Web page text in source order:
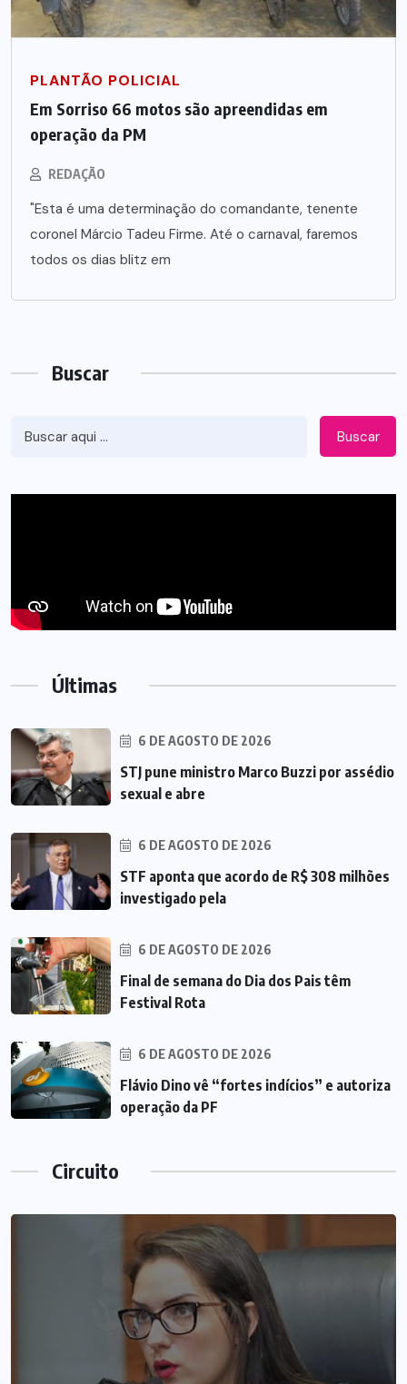
PLANTÃO POLICIAL
Em Sorriso 66 motos são apreendidas em
operação da PM
REDAÇÃO
"Esta é uma determinação do comandante, tenente
coronel Márcio Tadeu Firme. Até o carnaval, faremos
todos os dias blitz em
Buscar
Buscar
Últimas
6 DE AGOSTO DE 2026
STJ pune ministro Marco Buzzi por assédio
sexual e abre
6 DE AGOSTO DE 2026
STF aponta que acordo de R$ 308 milhões
investigado pela
6 DE AGOSTO DE 2026
Final de semana do Dia dos Pais têm
Festival Rota
6 DE AGOSTO DE 2026
Flávio Dino vê “fortes indícios” e autoriza
operação da PF
Circuito